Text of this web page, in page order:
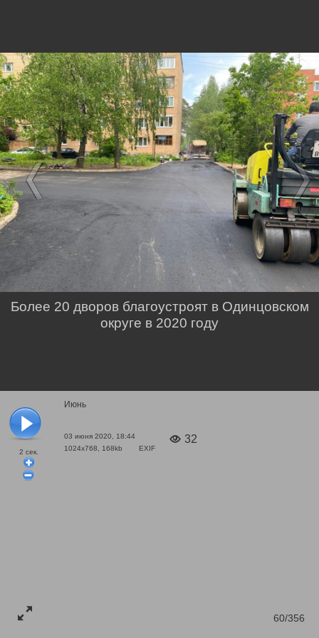
2 сек.
Июнь
03 июня 2020, 18:44
1024x768, 168kb
EXIF
32
60/356
Более 20 дворов благоустроят в Одинцовском
округе в 2020 году